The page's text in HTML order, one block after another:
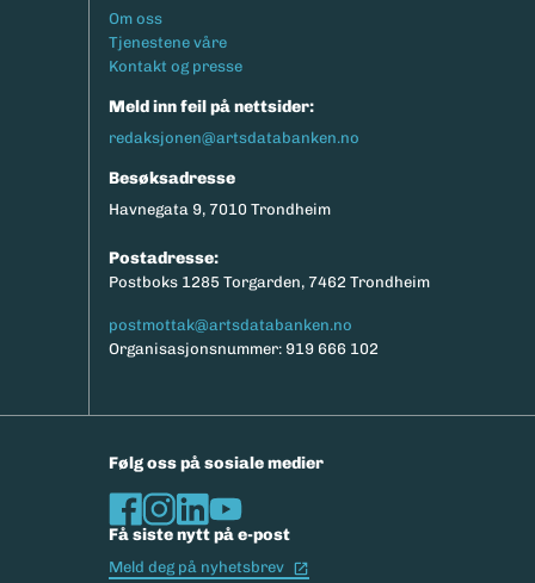
Footermeny
Om oss
Tjenestene våre
Kontakt og presse
Meld inn feil på nettsider:
redaksjonen@artsdatabanken.no
Besøksadresse
Havnegata 9, 7010 Trondheim
Postadresse:
Postboks 1285 Torgarden, 7462 Trondheim
postmottak@artsdatabanken.no
Organisasjonsnummer: 919 666 102
Følg oss på sosiale medier
Få siste nytt på e-post
Meld deg på nyhetsbrev